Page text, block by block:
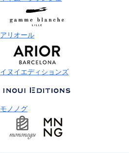
アリオール
イヌイエディションズ
モノノグ